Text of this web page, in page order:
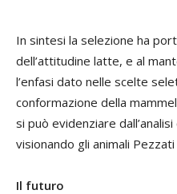
In sintesi la selezione ha
dell’attitudine latte, e al
l’enfasi dato nelle scelte
conformazione della
si può evidenziare
visionando gli animali Pezzati
Il futuro